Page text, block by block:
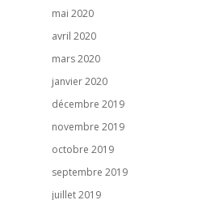
mai 2020
avril 2020
mars 2020
janvier 2020
décembre 2019
novembre 2019
octobre 2019
septembre 2019
juillet 2019